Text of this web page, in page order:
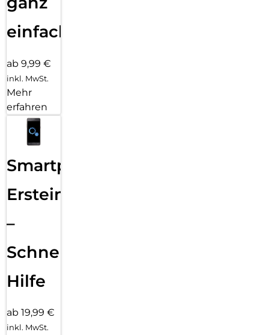
einfach
ab 9,99 €
inkl. MwSt.
Mehr
erfahren
Smartphone
Ersteinrichtung
–
Schnelle
Hilfe
ab 19,99 €
inkl. MwSt.